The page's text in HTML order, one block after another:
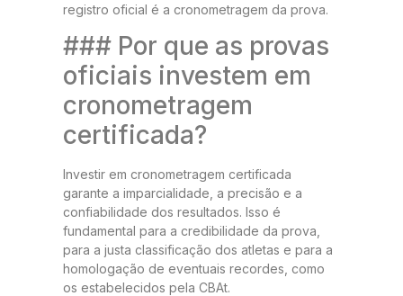
registro oficial é a cronometragem da prova.
### Por que as provas
oficiais investem em
cronometragem
certificada?
Investir em cronometragem certificada
garante a imparcialidade, a precisão e a
confiabilidade dos resultados. Isso é
fundamental para a credibilidade da prova,
para a justa classificação dos atletas e para a
homologação de eventuais recordes, como
os estabelecidos pela CBAt.